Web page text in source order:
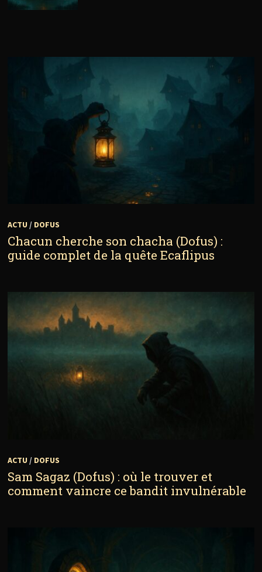
ACTU / DOFUS
Chacun cherche son chacha (Dofus) :
guide complet de la quête Ecaflipus
ACTU / DOFUS
Sam Sagaz (Dofus) : où le trouver et
comment vaincre ce bandit invulnérable